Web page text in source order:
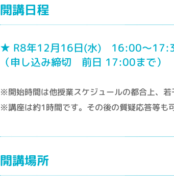
開講日程
★ R8年12月16日(水) 16:00〜
（申し込み締切 前日 17:00まで）
※開始時間は他授業スケジュールの都合上、若
※講座は約1時間です。その後の質疑応答等も
開講場所